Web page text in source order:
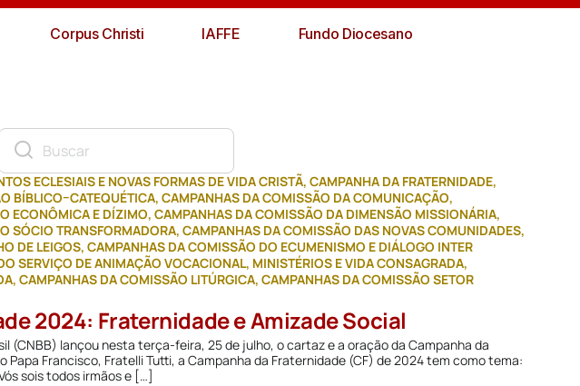
Corpus Christi IAFFE Fundo Diocesano
ECLESIAIS E NOVAS FORMAS DE VIDA CRISTÃ, CAMPANHA DA FRATERNIDADE,
BÍBLICO–CATEQUÉTICA, CAMPANHAS DA COMISSÃO DA COMUNICAÇÃO,
ECONÔMICA E DÍZIMO, CAMPANHAS DA COMISSÃO DA DIMENSÃO MISSIONÁRIA,
SÓCIO TRANSFORMADORA, CAMPANHAS DA COMISSÃO DAS NOVAS COMUNIDADES,
DE LEIGOS, CAMPANHAS DA COMISSÃO DO ECUMENISMO E DIÁLOGO INTER
SERVIÇO DE ANIMAÇÃO VOCACIONAL, MINISTÉRIOS E VIDA CONSAGRADA,
, CAMPANHAS DA COMISSÃO LITÚRGICA, CAMPANHAS DA COMISSÃO SETOR
2024: Fraternidade e Amizade Social
(CNBB) lançou nesta terça-feira, 25 de julho, o cartaz e a oração da Campanha da
Papa Francisco, Fratelli Tutti, a Campanha da Fraternidade (CF) de 2024 tem como tema:
sois todos irmãos e […]